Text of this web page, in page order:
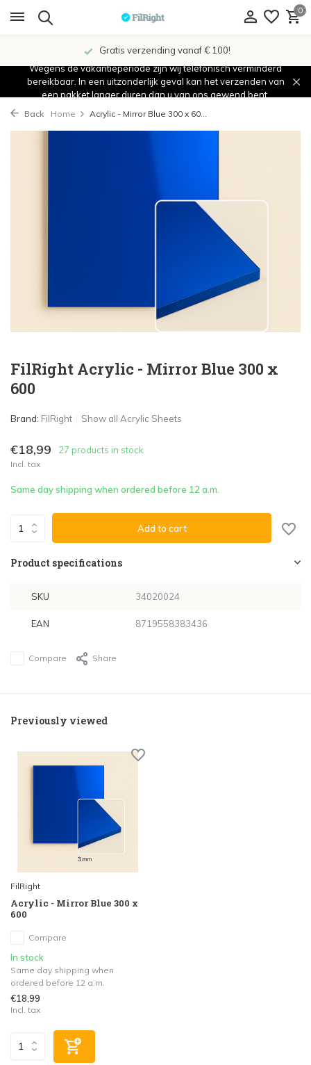
0
Gratis verzending vanaf € 100!
Wegens de vakantieperiode zijn wij telefonisch verminderd
bereikbaar. In een uitzonderlijk geval kan het verzenden van
een pakket langer duren dan u van ons gewend bent.
Back Home Acrylic - Mirror Blue 300 x 60...
FilRight Acrylic - Mirror Blue 300 x
600
Brand: FilRight Show all Acrylic Sheets
€18,99 27 products in stock
Incl. tax
Same day shipping when ordered before 12 a.m.
Add to cart
Product specifications
SKU 34020024
EAN 8719558383436
Compare Share
Previously viewed
FilRight
Acrylic - Mirror Blue 300 x
600
Compare
In stock
Same day shipping when
ordered before 12 a.m.
€18,99
Incl. tax